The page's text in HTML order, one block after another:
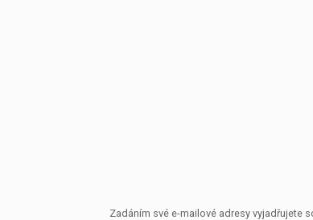
Zadáním své e-mailové adresy vyjadřujete